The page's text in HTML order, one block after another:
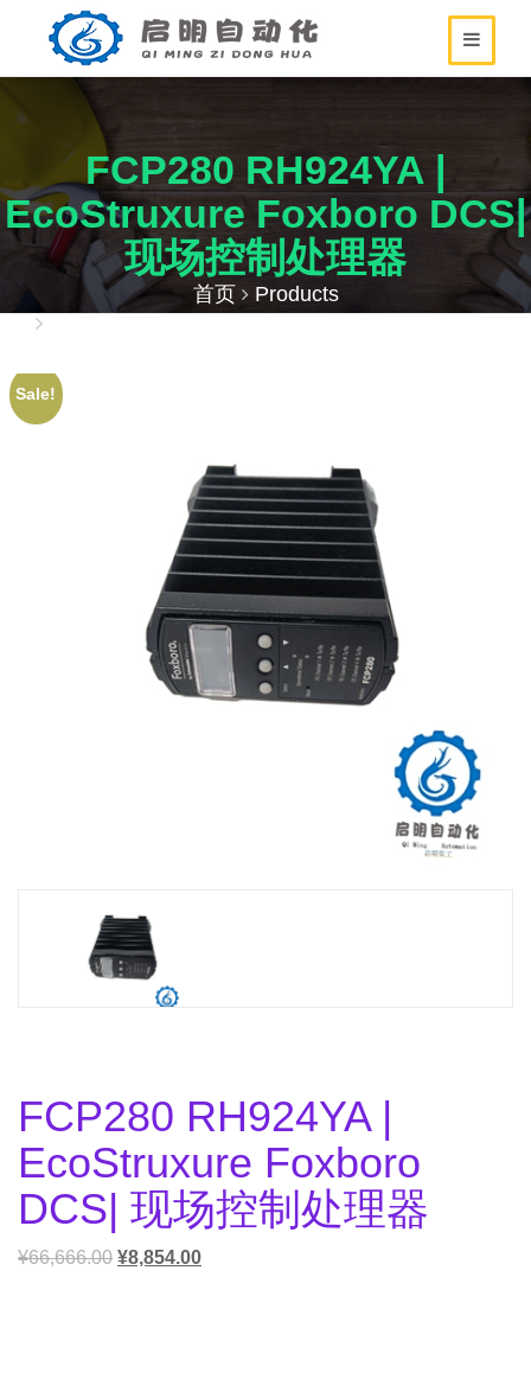
FCP280 RH924YA |
EcoStruxure Foxboro DCS|
现场控制处理器
首页
Products
Sale!
FCP280 RH924YA |
EcoStruxure Foxboro
DCS| 现场控制处理器
¥66,666.00 ¥8,854.00